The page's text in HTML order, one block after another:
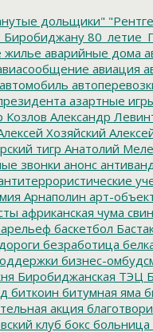
дольщики"
Биробиджану
жилье аварийные дома
авиация
автомобиль
азартные
Козлов Александр
Хозяйский
тигр Анатолий
звонки анонс
Арнаполин арт-
африканская чума
баскетбол
безработица
бизнес-
Биробиджанская ТЭЦ
биткоин битумная яма
акция
клуб бокс больница